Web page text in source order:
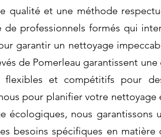
et une méthode
professionnels formés qui
garantir un nettoyage
de Pomerleau garantissent
et compétitifs pour
pour planifier votre
nous garantissons
besoins spécifiques en matière